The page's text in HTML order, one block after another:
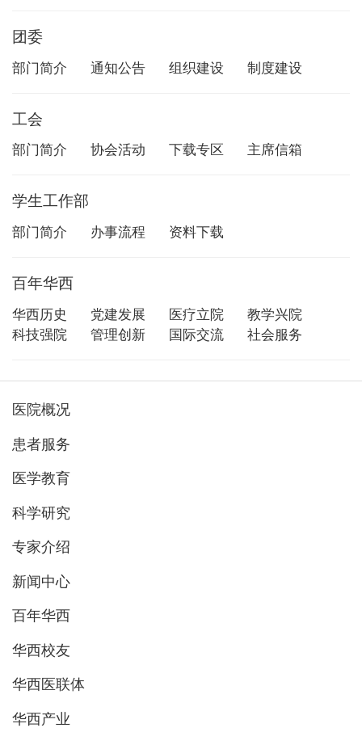
团委
部门简介 通知公告 组织建设 制度建设
工会
部门简介 协会活动 下载专区 主席信箱
学生工作部
部门简介 办事流程 资料下载
百年华西
华西历史 党建发展 医疗立院
教学兴院
科技强院
管理创新 国际交流 社会服务
医院概况
患者服务
医学教育
科学研究
专家介绍
新闻中心
百年华西
华西校友
华西医联体
华西产业